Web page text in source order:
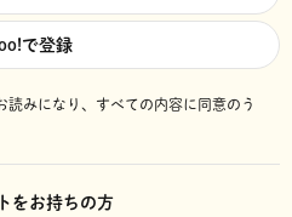
で登録
読みになり、 すべての内容に同意のう
をお持ちの方